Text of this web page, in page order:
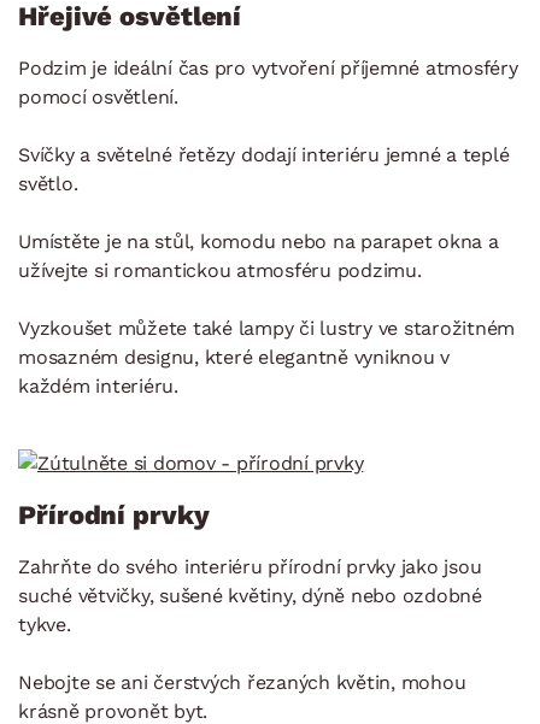
Hřejivé osvětlení
Podzim je ideální čas pro vytvoření příjemné atmosféry
pomocí osvětlení.
Svíčky a světelné řetězy dodají interiéru jemné a teplé
světlo.
Umístěte je na stůl, komodu nebo na parapet okna a
užívejte si romantickou atmosféru podzimu.
Vyzkoušet můžete také lampy či lustry ve starožitném
mosazném designu, které elegantně vyniknou v
každém interiéru.
Přírodní prvky
Zahrňte do svého interiéru přírodní prvky jako jsou
suché větvičky, sušené květiny, dýně nebo ozdobné
tykve.
Nebojte se ani čerstvých řezaných květin, mohou
krásně provonět byt.